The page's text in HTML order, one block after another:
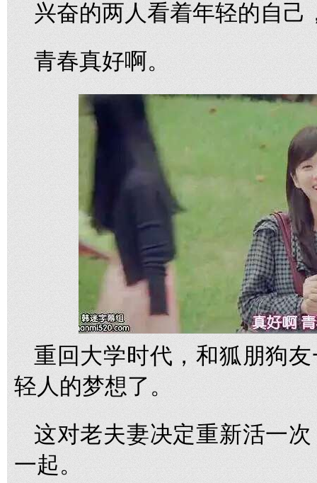
兴奋的两人看着年轻的自
青春真好啊。
重回大学时代，和狐朋狗
轻人的梦想了。
这对老夫妻决定重新活一
一起。